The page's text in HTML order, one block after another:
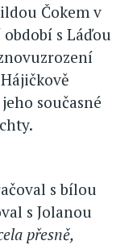
Čokem v
s Láďou
současné
s bílou
s Jolanou
přesně,